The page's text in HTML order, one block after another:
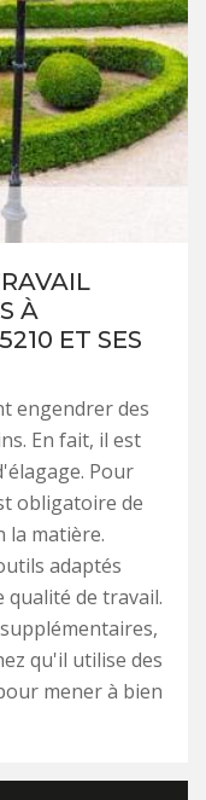
À
ET SES
engendrer des
En fait, il est
Pour
obligatoire de
la matière.
adaptés
de travail.
qu'il utilise des
mener à bien